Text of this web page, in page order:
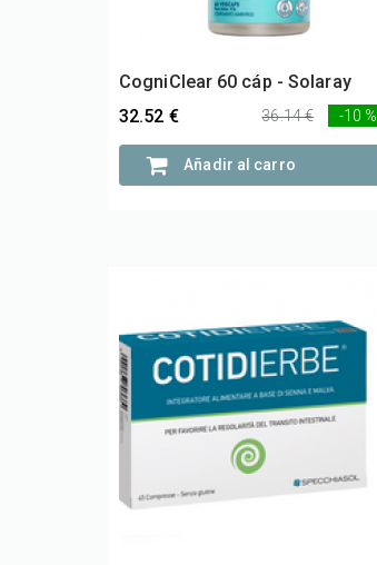
CogniClear 60 cáp - Solaray
32.52 €
36.14 € -10 %
Añadir al carro